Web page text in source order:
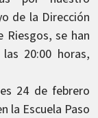
de la Dirección
Riesgos, se han
20:00 horas,
24 de febrero
la Escuela Paso